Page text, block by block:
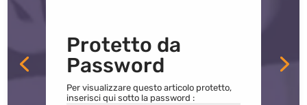
Protetto da
Password
Per visualizzare questo articolo protetto,
inserisci qui sotto la password :